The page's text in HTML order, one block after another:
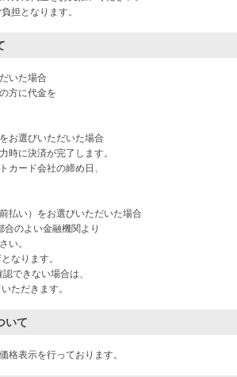
担となります。
いた場合
方に代金を
お選びいただいた場合
時に決済が完了します。
カード会社の締め日、
払い）をお選びいただいた場合
のよい金融機関より
い。
できない場合は、
いて
格表示を行っております。